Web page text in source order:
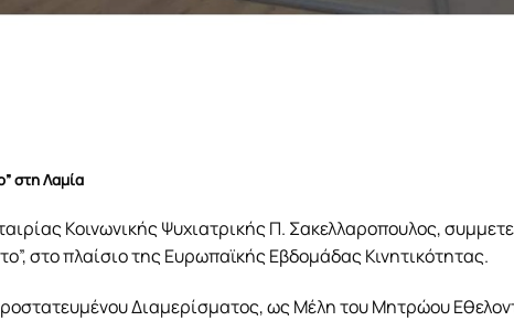
στη Λαμία
Κοινωνικής Ψυχιατρικής Π. Σακελλαροπουλος,
στo πλαίσιo της Ευρωπαϊκής Εβδομάδας Κινητικότητας.
Διαμερίσματος, ως Μέλη του Μητρώου